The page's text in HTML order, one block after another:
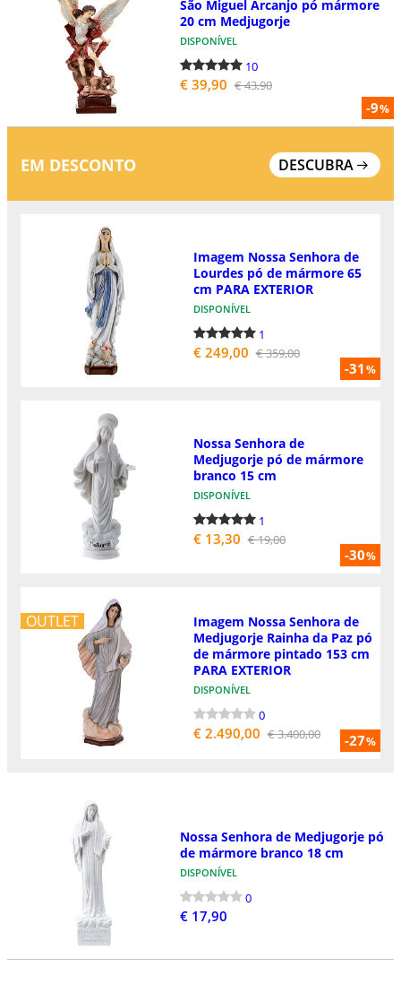
-9%
São Miguel Arcanjo pó mármore
20 cm Medjugorje
DISPONÍVEL
10
€ 39,90 € 43,90
EM DESCONTO DESCUBRA
-31%
Imagem Nossa Senhora de
Lourdes pó de mármore 65
cm PARA EXTERIOR
DISPONÍVEL
1
€ 249,00 € 359,00
-30%
Nossa Senhora de
Medjugorje pó de mármore
branco 15 cm
DISPONÍVEL
1
€ 13,30 € 19,00
OUTLET
-27%
Imagem Nossa Senhora de
Medjugorje Rainha da Paz pó
de mármore pintado 153 cm
PARA EXTERIOR
DISPONÍVEL
0
€ 2.490,00 € 3.400,00
Nossa Senhora de Medjugorje pó
de mármore branco 18 cm
DISPONÍVEL
0
€ 17,90